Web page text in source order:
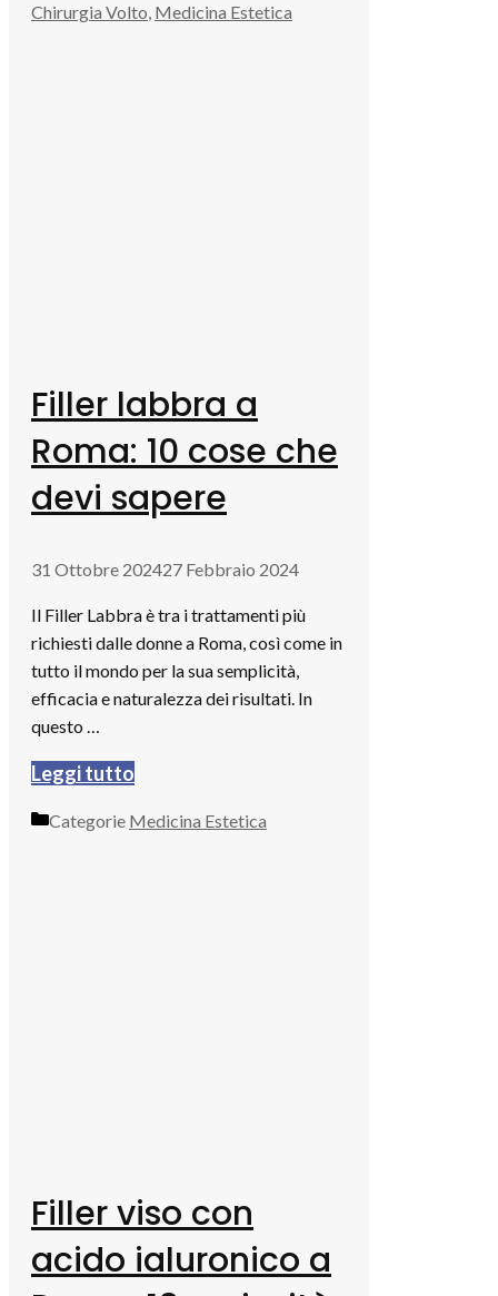
Chirurgia Volto, Medicina Estetica
Filler labbra a
Roma: 10 cose che
devi sapere
31 Ottobre 202427 Febbraio 2024
Il Filler Labbra è tra i trattamenti più
richiesti dalle donne a Roma, così come in
tutto il mondo per la sua semplicità,
efficacia e naturalezza dei risultati. In
questo …
Leggi tutto
Categorie Medicina Estetica
Filler viso con
acido ialuronico a